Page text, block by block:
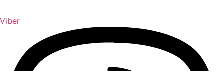
Viber